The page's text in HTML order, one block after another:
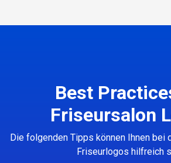
Best
Friseursalon
Die folgenden Tipps können Ihnen bei
Friseurlogos hilfreich